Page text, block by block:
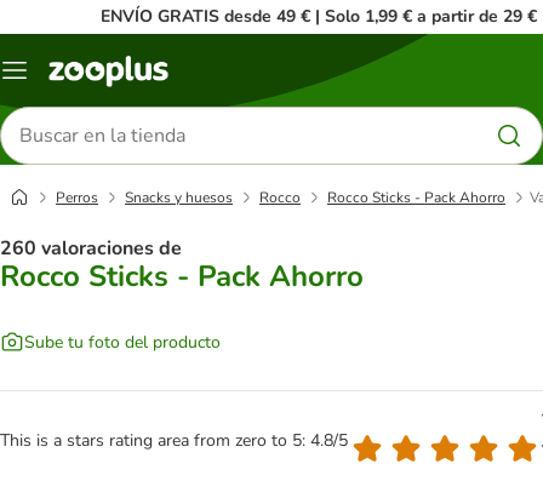
ENVÍO GRATIS desde 49 € | Solo 1,99 € a partir de 29 €
Menú
Buscar
productos
Perros Snacks y huesos Rocco Rocco Sticks - Pack Ahorro
260 valoraciones de
Rocco Sticks - Pack Ahorro
Sube tu foto del producto
This is a stars rating area from zero to 5: 4.8/5